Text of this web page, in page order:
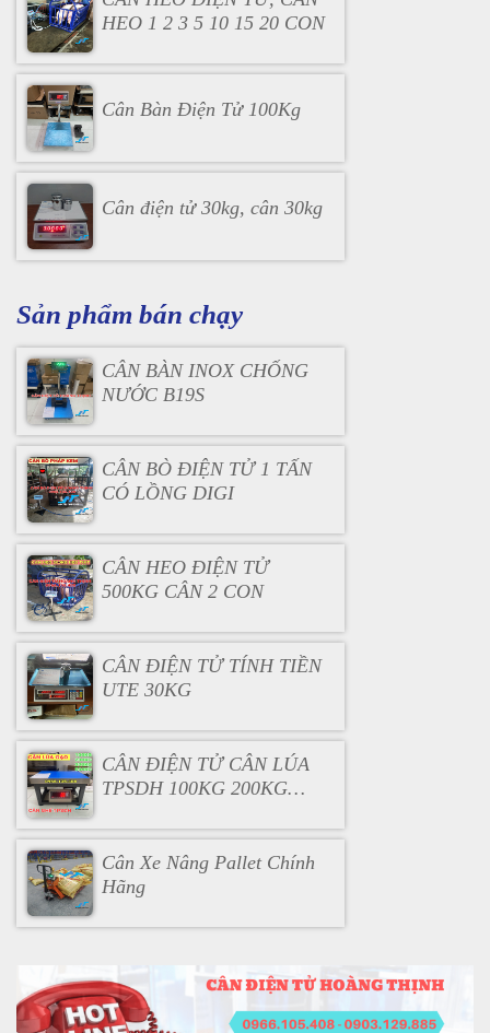
HEO 1 2 3 5 10 15 20 CON
Cân Bàn Điện Tử 100Kg
Cân điện tử 30kg, cân 30kg
Sản phẩm bán chạy
CÂN BÀN INOX CHỐNG
NƯỚC B19S
CÂN BÒ ĐIỆN TỬ 1 TẤN
CÓ LỒNG DIGI
CÂN HEO ĐIỆN TỬ
500KG CÂN 2 CON
CÂN ĐIỆN TỬ TÍNH TIỀN
UTE 30KG
CÂN ĐIỆN TỬ CÂN LÚA
TPSDH 100KG 200KG
Cân Xe Nâng Pallet Chính
Hãng